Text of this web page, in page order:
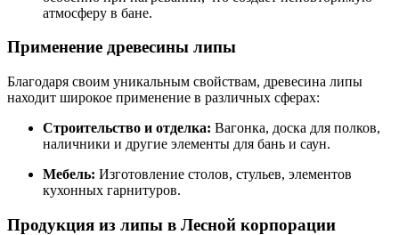
атмосферу в бане.
Применение древесины липы
Благодаря своим уникальным свойствам, древесина липы
находит широкое применение в различных сферах:
Строительство и отделка: Вагонка, доска для полков,
наличники и другие элементы для бань и саун.
Мебель: Изготовление столов, стульев, элементов
кухонных гарнитуров.
Продукция из липы в Лесной корпорации